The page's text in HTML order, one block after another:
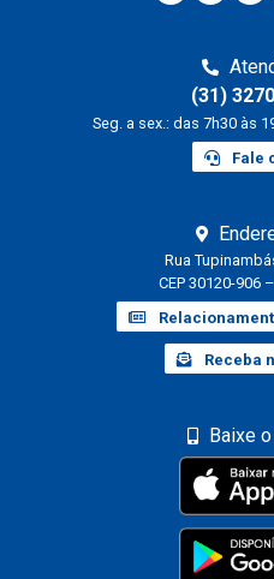
(31)
Seg. a sex.: das 7h30 às
Fale
Rua
CEP 30120-906
Receba
Baixe